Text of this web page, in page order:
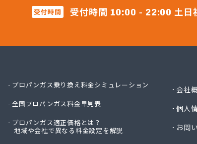
受付時間 受付時間 10:00 - 22:00 土日
プロパンガス乗り換え料金シミュレーション
全国プロパンガス料金早見表
プロパンガス適正価格とは？
地域や会社で異なる料金設定を解説
会社
個人
お問